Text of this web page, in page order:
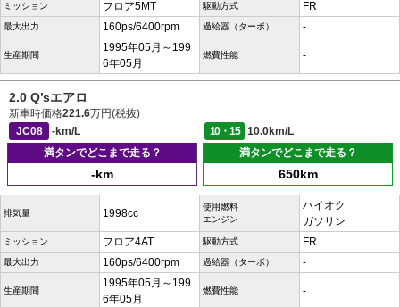
ミッション フロア5MT 駆動方式 FR
最大出力 160ps/6400rpm 過給器（ターボ） -
生産期間
1995年05月～199
6年05月
燃費性能 -
2.0 Q’sエアロ
新車時価格221.6万円(税抜)
JC08
-km/L 10・15
10.0km/L
満タンでどこまで走る？
-km
満タンでどこまで走る？
650km
排気量 1998cc
使用燃料
エンジン
ハイオク
ガソリン
ミッション フロア4AT 駆動方式 FR
最大出力 160ps/6400rpm 過給器（ターボ） -
生産期間
1995年05月～199
6年05月
燃費性能 -